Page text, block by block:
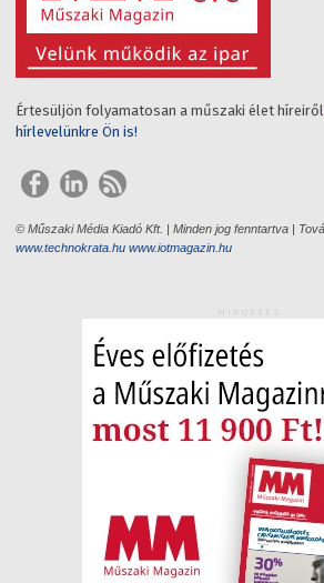
Értesüljön folyamatosan a műszaki élet
hírlevelünkre Ön is!
© Műszaki Média Kiadó Kft. | Minden jog fenntartva |
www.technokrata.hu www.iotmagazin.hu
HIRDETÉS